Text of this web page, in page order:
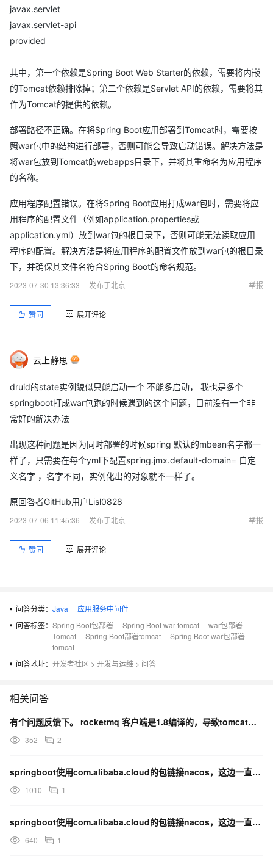
javax.servlet
javax.servlet-api
provided
其中，第一个依赖是Spring Boot Web Starter的依赖，需要将内嵌
的Tomcat依赖排除掉；第二个依赖是Servlet API的依赖，需要将其
作为Tomcat的提供的依赖。
部署路径不正确。在将Spring Boot应用部署到Tomcat时，需要按
照war包中的结构进行部署，否则可能会导致启动错误。解决方法是
将war包放到Tomcat的webapps目录下，并将其重命名为应用程序
的名称。
应用程序配置错误。在将Spring Boot应用打成war包时，需要将应
用程序的配置文件（例如application.properties或
application.yml）放到war包的根目录下，否则可能无法读取应用
程序的配置。解决方法是将应用程序的配置文件放到war包的根目录
下，并确保其文件名符合Spring Boot的命名规范。
2023-07-30 13:36:33
发布于北京 举报
赞同 展开评论
云上静思
druid的state实例貌似只能启动一个 不能多启动， 我也是多个
springboot打成war包跑的时候遇到的这个问题，目前没有一个非
常好的解决办法
出现这种问题是因为同时部署的时候spring 默认的mbean名字都一
样了，只需要在每个yml下配置spring.jmx.default-domain= 自定
义名字 ，名字不同，实例化出的对象就不一样了。
原回答者GitHub用户Lisl0828
2023-07-06 11:45:36
发布于北京 举报
赞同 展开评论
问答分类： Java
应用服务中间件
问答标签： Spring Boot包部署 Spring Boot war tomcat
war包部署
Tomcat
Spring Boot部署tomcat
Spring Boot war包部署
tomcat
问答地址： 开发者社区 > 开发与运维 > 问答
相关问答
有个问题反馈下。 rocketmq 客户端是1.8编译的，导致tomcat项目启动报错，为什么？
352 2
springboot使用com.alibaba.cloud的包链接nacos，这边一直连不上？
1010 1
springboot使用com.alibaba.cloud的包链接nacos，这边一直连不上？
640 1